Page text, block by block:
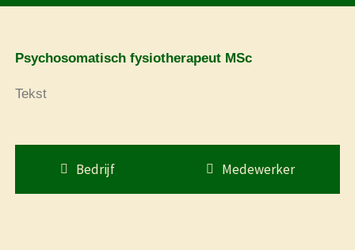
Psychosomatisch fysiotherapeut MSc
Tekst
Bedrijf Medewerker